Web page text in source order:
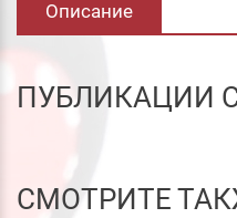
Описание
ПУБЛИКАЦИИ
СМОТРИТЕ